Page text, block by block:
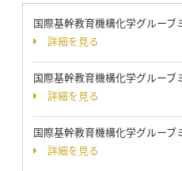
国際基幹教育機構化学グルーブ
詳細を見る
国際基幹教育機構化学グルーブ
詳細を見る
国際基幹教育機構化学グルーブ
詳細を見る